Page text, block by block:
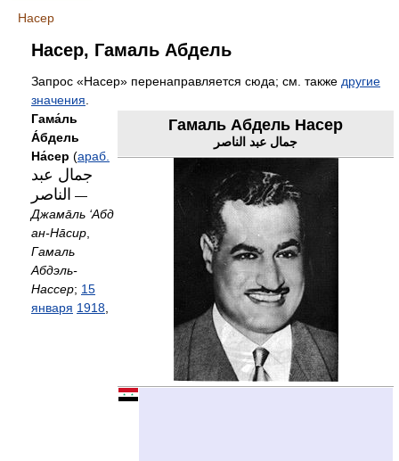
Насер
Насер, Гамаль Абдель
Запрос «Насер» перенаправляется сюда; см. также другие
значения
Гамаль Абдель Насер
جمال عبد الناصر
Гама́ль
А́бдель
На́сер (араб.
جمال عبد
الناصر
‎‎ —
Джамāль ‘Абд
ан-Нāсир
Гамаль
Абдэль-
Нассер; 15
января 1918